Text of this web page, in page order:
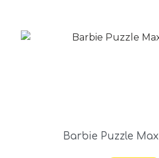
Barbie Puzzle